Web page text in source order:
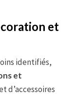
et
identifiés,
et
d’accessoires